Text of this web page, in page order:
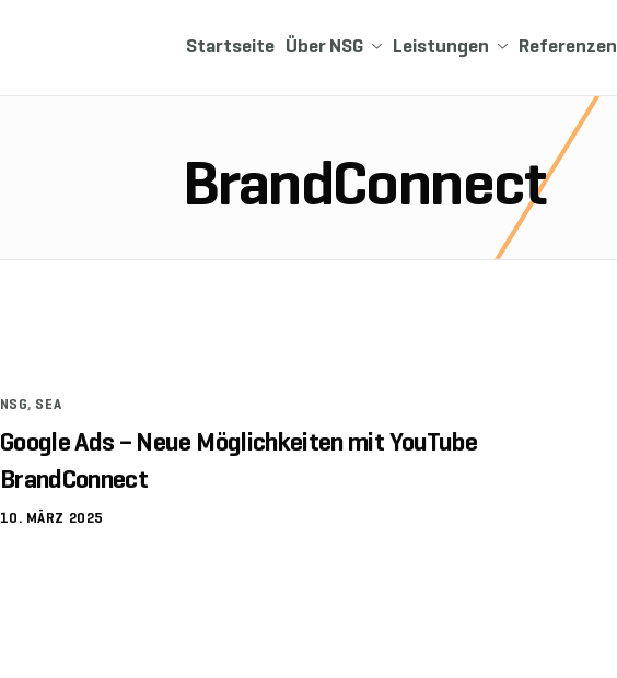
Startseite Über NSG Leistungen Referenzen
BrandConnect
NSG, SEA
Google Ads – Neue Möglichkeiten mit YouTube
BrandConnect
10. MÄRZ 2025